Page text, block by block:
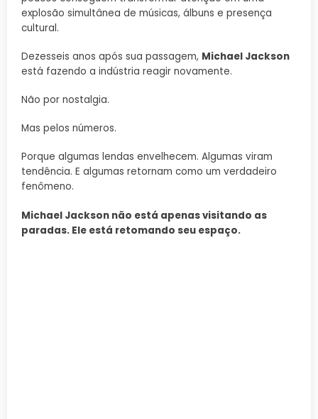
explosão simultânea de músicas, álbuns e presença
cultural.
Dezesseis anos após sua passagem, Michael Jackson
está fazendo a indústria reagir novamente.
Não por nostalgia.
Mas pelos números.
Porque algumas lendas envelhecem. Algumas viram
tendência. E algumas retornam como um verdadeiro
fenômeno.
Michael Jackson não está apenas visitando as
paradas. Ele está retomando seu espaço.